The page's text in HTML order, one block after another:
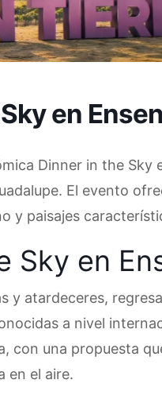
en
Dinner in the Sky
El evento
y paisajes
Sky en
y atardeceres,
a nivel
con una propuesta
en el aire.